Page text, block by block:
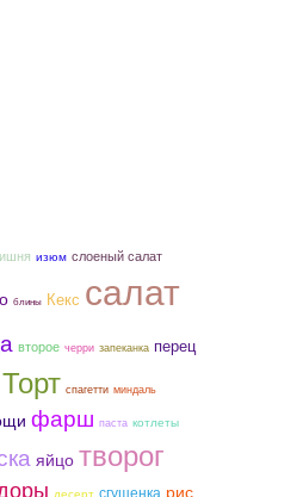
изюм слоеный салат
блины Кекс салат
второе черри запеканка перец
Торт спагетти миндаль
фарш паста котлеты
яйцо творог
десерт сгущенка рис